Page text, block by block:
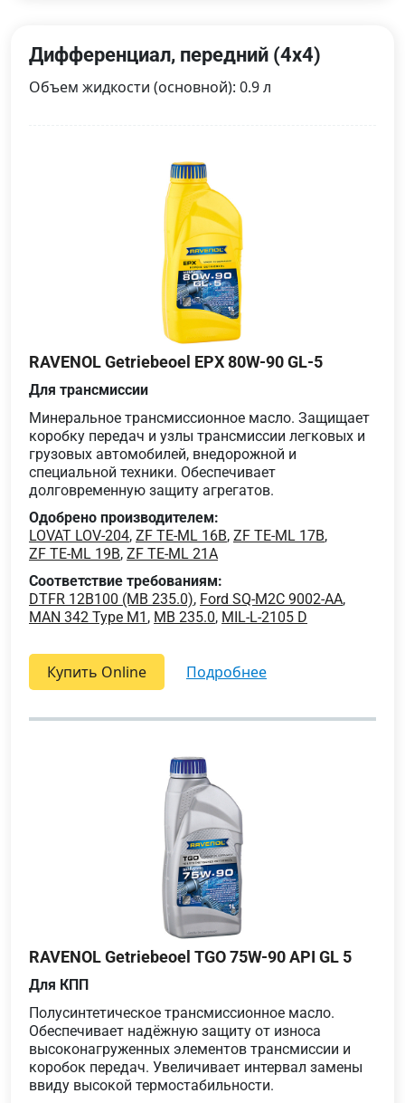
Дифференциал, передний (4x4)
Объем жидкости (основной): 0.9 л
RAVENOL Getriebeoel EPX 80W-90 GL-5
Для трансмиссии
Минеральное трансмиссионное масло. Защищает
коробку передач и узлы трансмиссии легковых и
грузовых автомобилей, внедорожной и
специальной техники. Обеспечивает
долговременную защиту агрегатов.
Одобрено производителем:
LOVAT LOV-204, ZF TE-ML 16B, ZF TE-ML 17B,
ZF TE-ML 19B, ZF TE-ML 21A
Соответствие требованиям:
DTFR 12B100 (MB 235.0), Ford SQ-M2C 9002-AA,
MAN 342 Type M1 , MB 235.0, MIL-L-2105 D
Купить Online подробнее
RAVENOL Getriebeoel TGO 75W-90 API GL 5
Для КПП
Полусинтетическое трансмиссионное масло.
Обеспечивает надёжную защиту от износа
высоконагруженных элементов трансмиссии и
коробок передач. Увеличивает интервал замены
ввиду высокой термостабильности.